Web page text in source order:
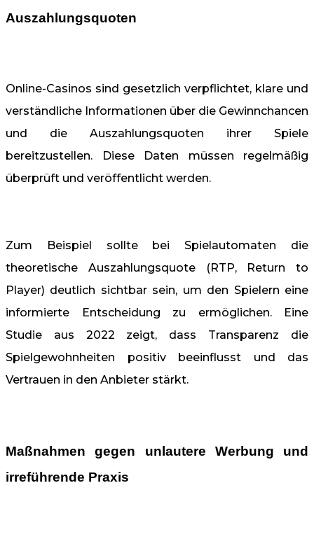
Auszahlungsquoten
Online-Casinos sind gesetzlich verpflichtet, klare und
verständliche Informationen über die Gewinnchancen
und die Auszahlungsquoten ihrer Spiele
bereitzustellen. Diese Daten müssen regelmäßig
überprüft und veröffentlicht werden.
Zum Beispiel sollte bei Spielautomaten die
theoretische Auszahlungsquote (RTP, Return to
Player) deutlich sichtbar sein, um den Spielern eine
informierte Entscheidung zu ermöglichen. Eine
Studie aus 2022 zeigt, dass Transparenz die
Spielgewohnheiten positiv beeinflusst und das
Vertrauen in den Anbieter stärkt.
Maßnahmen gegen unlautere Werbung und
irreführende Praxis